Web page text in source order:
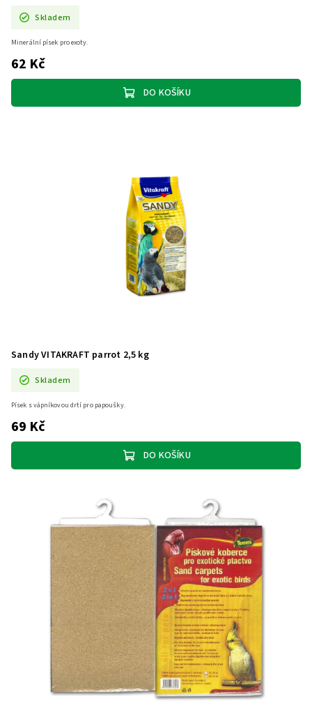
Skladem
62 Kč
DO KOŠÍKU
Minerální písek pro exoty.
Sandy VITAKRAFT parrot 2,5 kg
Skladem
69 Kč
DO KOŠÍKU
Písek s vápníkovou drtí pro papoušky.